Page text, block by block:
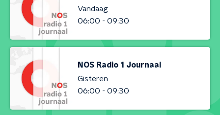
Vandaag
06:00 - 09:30
NOS Radio 1 Journaal
Gisteren
06:00 - 09:30